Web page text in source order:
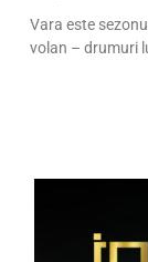
Vara este
volan – drumuri